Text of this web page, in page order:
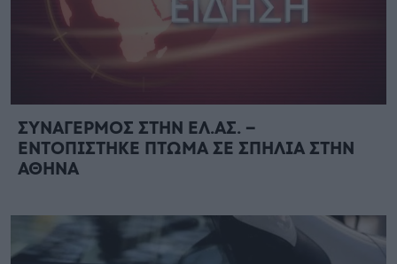
ΣΥΝΑΓΕΡΜΟΣ ΣΤΗΝ ΕΛ.ΑΣ. –
ΕΝΤΟΠΙΣΤΗΚΕ ΠΤΩΜΑ ΣΕ ΣΠΗΛΙΑ ΣΤΗΝ
ΑΘΗΝΑ